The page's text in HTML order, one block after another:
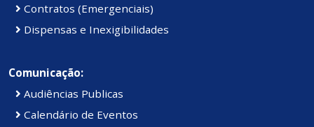
Contratos (Emergenciais)
Dispensas e Inexigibilidades
Comunicação:
Audiências Publicas
Calendário de Eventos